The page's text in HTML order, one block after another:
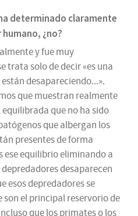
determinado claramente
¿no?
y fue muy
trata solo de decir «es una
desapareciendo...».
que muestran realmente
que no ha sido
que albergan los
presentes de forma
equilibrio eliminando a
desaparecen
esos depredadores se
el principal reservorio de
que los primates o los